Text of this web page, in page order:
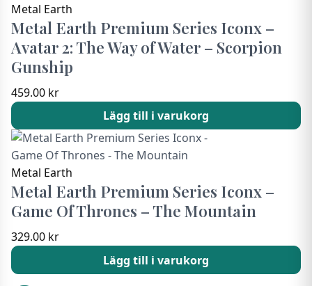
Metal Earth
Metal Earth Premium Series Iconx –
Avatar 2: The Way of Water – Scorpion
Gunship
459.00 kr
Lägg till i varukorg
Metal Earth
Metal Earth Premium Series Iconx –
Game Of Thrones – The Mountain
329.00 kr
Lägg till i varukorg